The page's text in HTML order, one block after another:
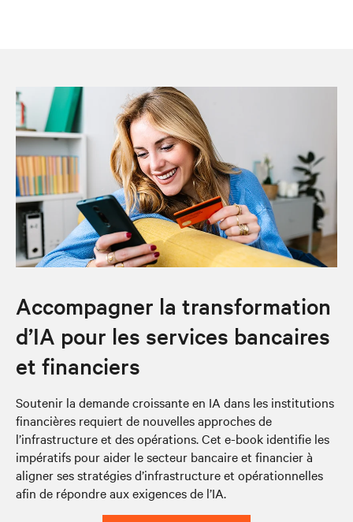
Accompagner la transformation
d’IA pour les services bancaires
et financiers
Soutenir la demande croissante en IA dans les institutions
financières requiert de nouvelles approches de
l’infrastructure et des opérations. Cet e-book identifie les
impératifs pour aider le secteur bancaire et financier à
aligner ses stratégies d’infrastructure et opérationnelles
afin de répondre aux exigences de l’IA.